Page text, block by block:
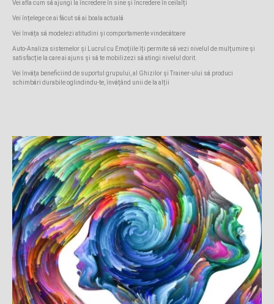
Vei afla cum să ajungi la încredere în sine și încredere în ceilalți
Vei înțelege ce ai făcut să ai boala actuală
Vei învăța să modelezi atitudini și comportamente vindecătoare
Auto-Analiza sistemelor și Lucrul cu Emoțiile îți permite să vezi nivelul de mulțumire și
satisfacție la care ai ajuns și să te mobilizezi să atingi nivelul dorit.
Vei învăța beneficiind de suportul grupului, al Ghizilor și Trainer-ului să produci
schimbări durabile oglindindu-te, învățând unii de la alții